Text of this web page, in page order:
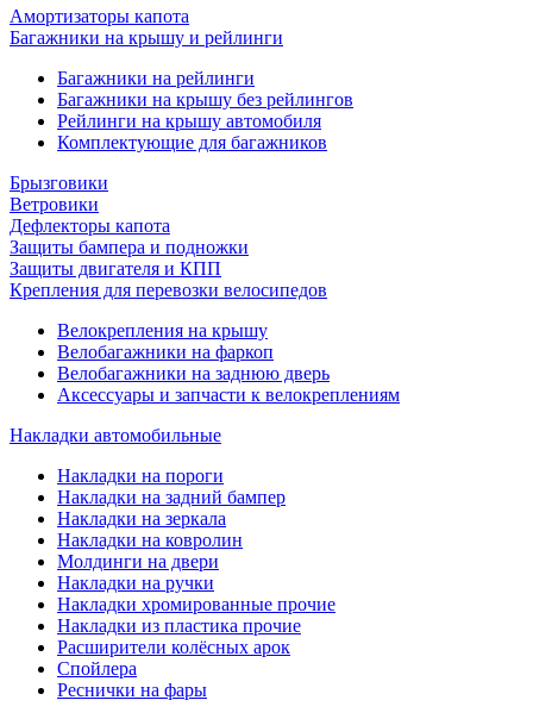
Амортизаторы капота
Багажники на крышу и рейлинги
Багажники на рейлинги
Багажники на крышу без рейлингов
Рейлинги на крышу автомобиля
Комплектующие для багажников
Брызговики
Ветровики
Дефлекторы капота
Защиты бампера и подножки
Защиты двигателя и КПП
Крепления для перевозки велосипедов
Велокрепления на крышу
Велобагажники на фаркоп
Велобагажники на заднюю дверь
Аксессуары и запчасти к велокреплениям
Накладки автомобильные
Накладки на пороги
Накладки на задний бампер
Накладки на зеркала
Накладки на ковролин
Молдинги на двери
Накладки на ручки
Накладки хромированные прочие
Накладки из пластика прочие
Расширители колёсных арок
Спойлера
Реснички на фары